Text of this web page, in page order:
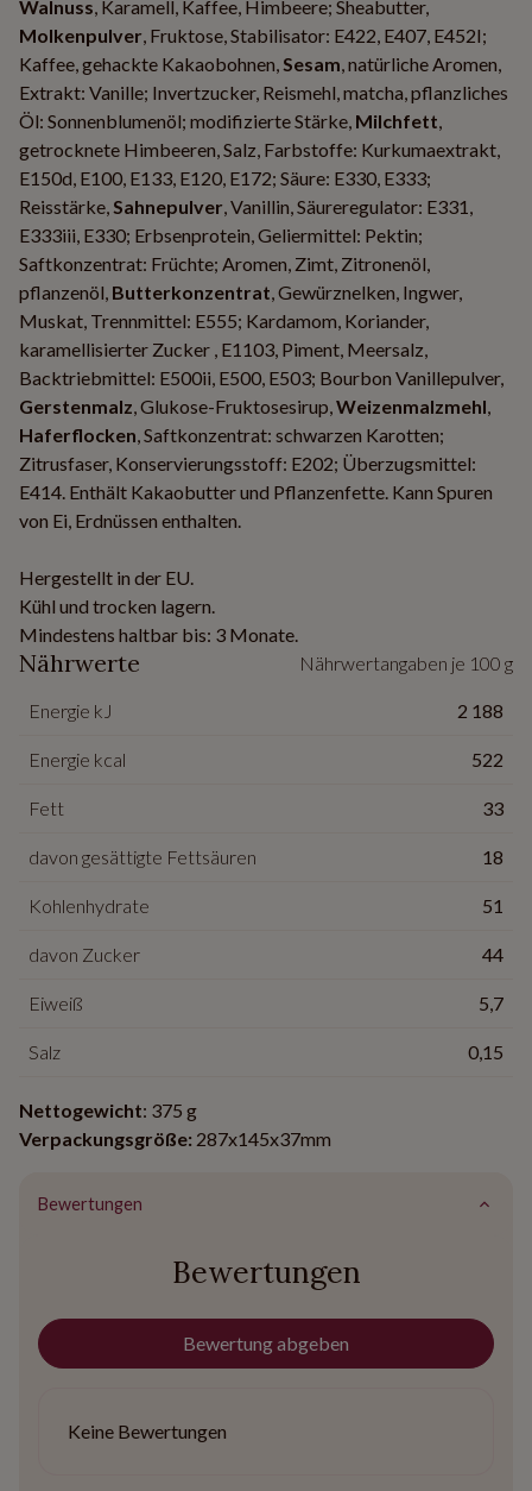
Walnuss, Karamell, Kaffee, Himbeere; Sheabutter,
Molkenpulver, Fruktose, Stabilisator: E422, E407, E452I;
Kaffee, gehackte Kakaobohnen,Sesam, natürliche Aromen,
Extrakt: Vanille; Invertzucker, Reismehl, matcha, pflanzliches
Öl: Sonnenblumenöl; modifizierte Stärke, Milchfett,
getrocknete Himbeeren, Salz, Farbstoffe: Kurkumaextrakt,
E150d, E100, E133, E120, E172; Säure: E330, E333;
Reisstärke,Sahnepulver, Vanillin, Säureregulator: E331,
E333iii, E330; Erbsenprotein, Geliermittel: Pektin;
Saftkonzentrat: Früchte; Aromen, Zimt, Zitronenöl,
pflanzenöl, Butterkonzentrat, Gewürznelken, Ingwer,
Muskat, Trennmittel: E555; Kardamom, Koriander,
karamellisierter Zucker , E1103, Piment, Meersalz,
Backtriebmittel: E500ii, E500, E503; Bourbon Vanillepulver,
Gerstenmalz, Glukose-Fruktosesirup,Weizenmalzmehl,
Haferflocken, Saftkonzentrat: schwarzen Karotten;
Zitrusfaser, Konservierungsstoff: E202; Überzugsmittel:
E414. Enthält Kakaobutter und Pflanzenfette. Kann Spuren
von Ei, Erdnüssen enthalten.
Hergestellt in der EU.
Kühl und trocken lagern.
Mindestens haltbar bis: 3 Monate.
Nährwerte Nährwertangaben je 100 g
Energie kJ 2 188
Energie kcal 522
Fett 33
davon gesättigte Fettsäuren 18
Kohlenhydrate 51
davon Zucker 44
Eiweiß 5,7
Salz 0,15
Nettogewicht: 375 g
Verpackungsgröße: 287x145x37mm
Bewertungen
Bewertungen
Bewertung abgeben
Keine Bewertungen